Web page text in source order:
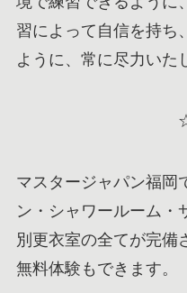
習によって自信を持ち
ように、常に尽力いた
マスタージャパン福岡
ン・シャワールーム・
別更衣室の全てが完備
無料体験もできます。